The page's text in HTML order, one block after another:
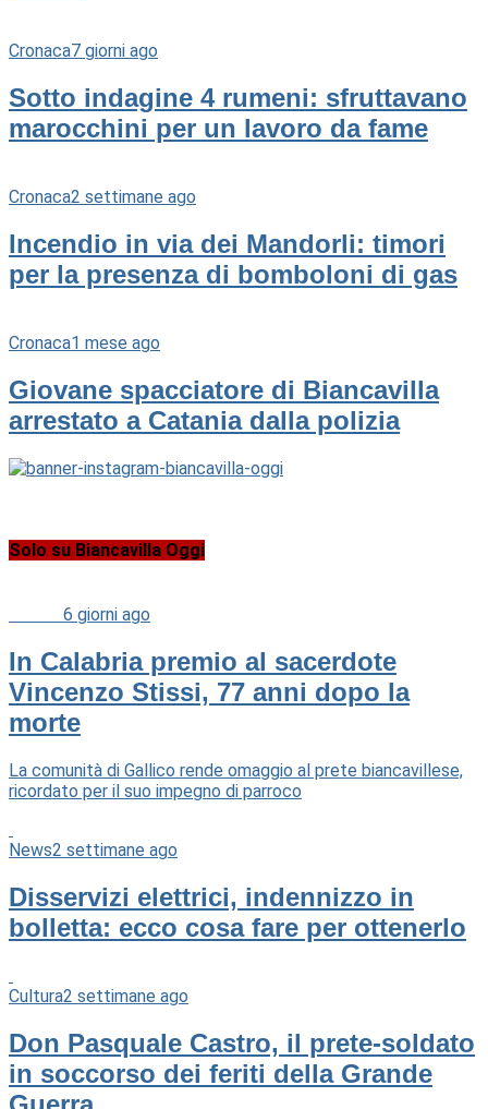
Cronaca7 giorni ago
Sotto indagine 4 rumeni: sfruttavano
marocchini per un lavoro da fame
Cronaca2 settimane ago
Incendio in via dei Mandorli: timori
per la presenza di bomboloni di gas
Cronaca1 mese ago
Giovane spacciatore di Biancavilla
arrestato a Catania dalla polizia
Solo su Biancavilla Oggi
6 giorni ago
In Calabria premio al sacerdote
Vincenzo Stissi, 77 anni dopo la
morte
La comunità di Gallico rende omaggio al prete biancavillese,
ricordato per il suo impegno di parroco
News2 settimane ago
Disservizi elettrici, indennizzo in
bolletta: ecco cosa fare per ottenerlo
Cultura2 settimane ago
Don Pasquale Castro, il prete-soldato
in soccorso dei feriti della Grande